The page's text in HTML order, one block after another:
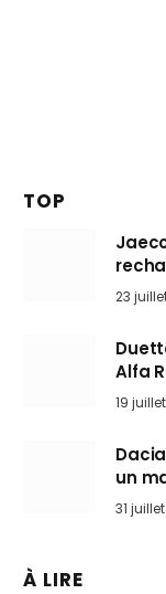
TOP
23
Alfa
l’art
19
un
31
À LIRE